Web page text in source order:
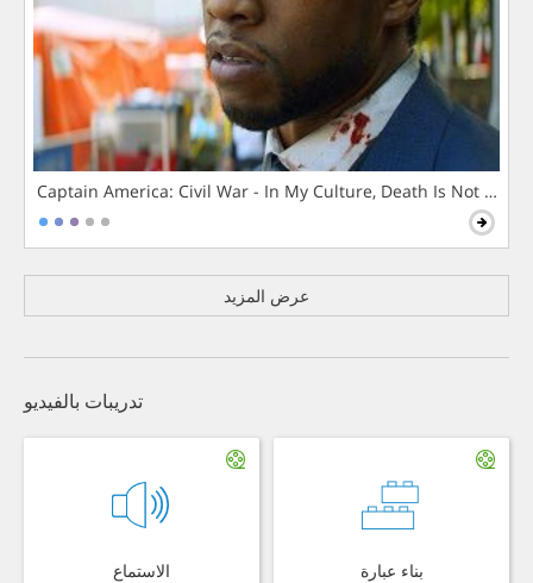
Captain America: Civil War - In My Culture, Death Is Not The
عرض المزيد
تدريبات بالفيديو
الاستماع بناء عبارة